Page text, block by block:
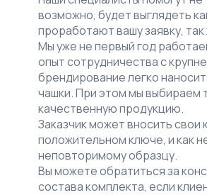
возможно, будет выглядеть
проработают вашу заявку,
Мы уже не первый год
опыт сотрудничества с
брендирование легко
чашки. При этом мы выбираем
качественную продукцию.
Заказчик может вносить
положительном ключе, и как
неповторимому образцу.
Вы можете обратиться за
состава комплекта, если